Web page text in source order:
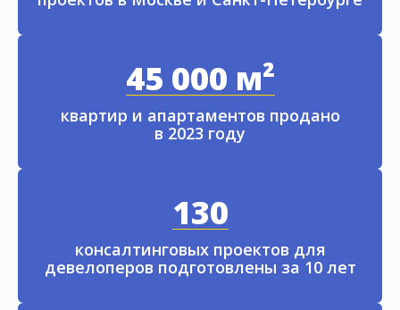
45 000 м²
квартир и апартаментов продано
в 2023 году
130
консалтинговых проектов для
девелоперов подготовлены за 10 лет